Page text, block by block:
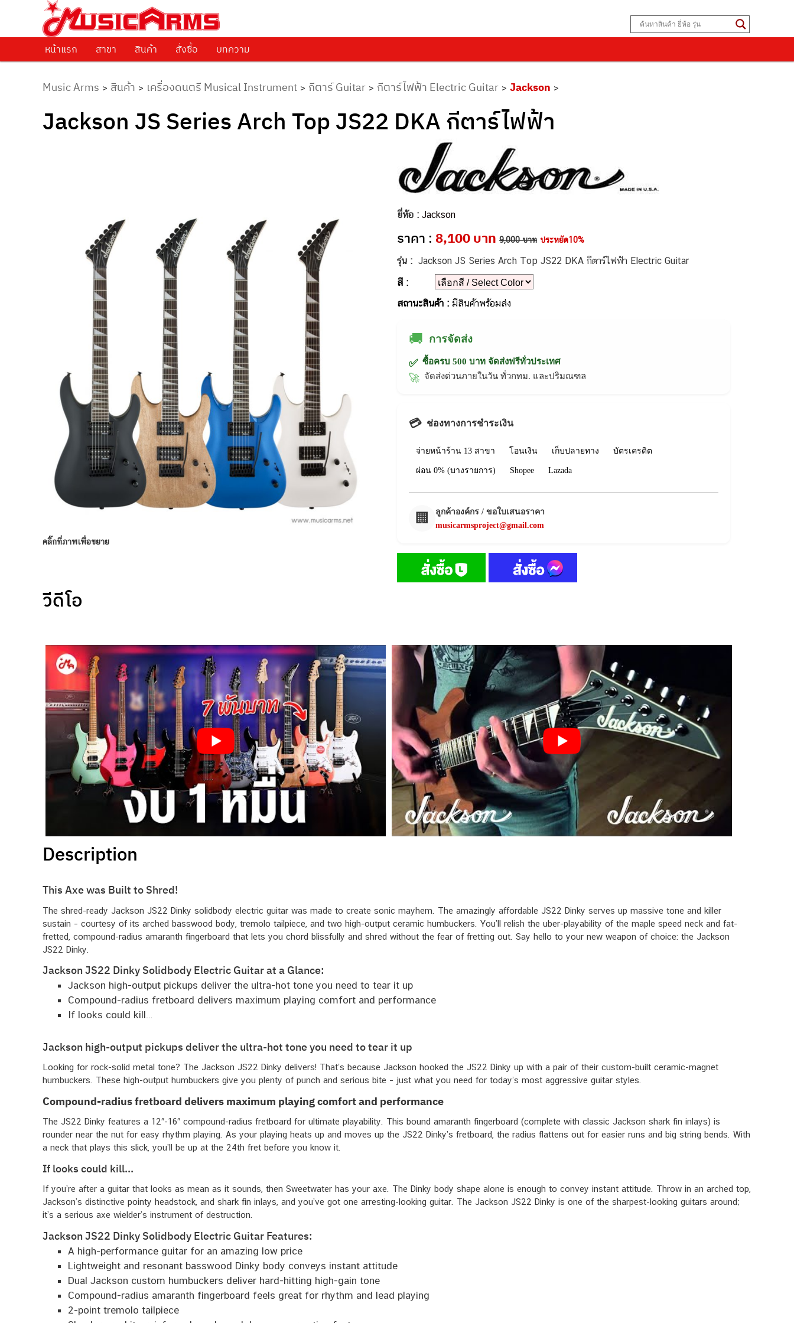
Music Arms
ศูนย์รวมครื่องดนตรีทุกชนิด ตั้งแต่เริ่มต้นถึงมืออาชีพ
Skip to primary content
หน้าแรก สาขา สินค้า สั่งซื้อ บทความ
Music Arms > สินค้า > เครื่องดนตรี Musical Instrument > กีตาร์ Guitar > กีตาร์ไฟฟ้า Electric Guitar > Jackson >
Jackson JS Series Arch Top JS22 DKA กีตาร์ไฟฟ้า
คลิ๊กที่ภาพเพื่อขยาย
ยี่ห้อ : Jackson
ราคา : 8,100 บาท 9,000 บาท ประหยัด10%
รุ่น : Jackson JS Series Arch Top JS22 DKA กีตาร์ไฟฟ้า Electric Guitar
สี :
สถานะสินค้า : มีสินค้าพร้อมส่ง
🚚 การจัดส่ง
✅ ซื้อครบ 500 บาท จัดส่งฟรีทั่วประเทศ
🚀 จัดส่งด่วนภายในวัน ทั่วกทม. และปริมณฑล
💳 ช่องทางการชำระเงิน
จ่ายหน้าร้าน 13 สาขา โอนเงิน เก็บปลายทาง บัตรเครดิต
ผ่อน 0% (บางรายการ) Shopee Lazada
🏢
ลูกค้าองค์กร / ขอใบเสนอราคา
musicarmsproject@gmail.com
วีดีโอ
Description
This Axe was Built to Shred!
The shred-ready Jackson JS22 Dinky solidbody electric guitar was made to create sonic mayhem. The amazingly affordable JS22 Dinky serves up massive tone and killer
sustain – courtesy of its arched basswood body, tremolo tailpiece, and two high-output ceramic humbuckers. You’ll relish the uber-playability of the maple speed neck and fat-
fretted, compound-radius amaranth fingerboard that lets you chord blissfully and shred without the fear of fretting out. Say hello to your new weapon of choice: the Jackson
JS22 Dinky.
Jackson JS22 Dinky Solidbody Electric Guitar at a Glance:
Jackson high-output pickups deliver the ultra-hot tone you need to tear it up
Compound-radius fretboard delivers maximum playing comfort and performance
If looks could kill…
Jackson high-output pickups deliver the ultra-hot tone you need to tear it up
Looking for rock-solid metal tone? The Jackson JS22 Dinky delivers! That’s because Jackson hooked the JS22 Dinky up with a pair of their custom-built ceramic-magnet
humbuckers. These high-output humbuckers give you plenty of punch and serious bite – just what you need for today’s most aggressive guitar styles.
Compound-radius fretboard delivers maximum playing comfort and performance
The JS22 Dinky features a 12″-16″ compound-radius fretboard for ultimate playability. This bound amaranth fingerboard (complete with classic Jackson shark fin inlays) is
rounder near the nut for easy rhythm playing. As your playing heats up and moves up the JS22 Dinky’s fretboard, the radius flattens out for easier runs and big string bends. With
a neck that plays this slick, you’ll be up at the 24th fret before you know it.
If looks could kill…
If you’re after a guitar that looks as mean as it sounds, then Sweetwater has your axe. The Dinky body shape alone is enough to convey instant attitude. Throw in an arched top,
Jackson’s distinctive pointy headstock, and shark fin inlays, and you’ve got one arresting-looking guitar. The Jackson JS22 Dinky is one of the sharpest-looking guitars around;
it’s a serious axe wielder’s instrument of destruction.
Jackson JS22 Dinky Solidbody Electric Guitar Features:
A high-performance guitar for an amazing low price
Lightweight and resonant basswood Dinky body conveys instant attitude
Dual Jackson custom humbuckers deliver hard-hitting high-gain tone
Compound-radius amaranth fingerboard feels great for rhythm and lead playing
2-point tremolo tailpiece